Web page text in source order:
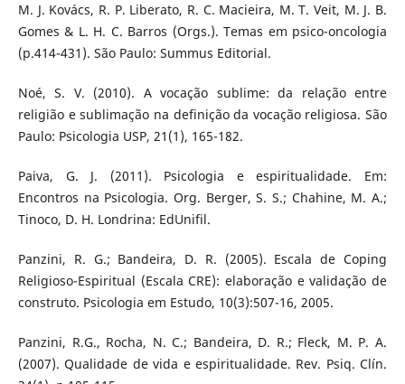
M. J. Kovács, R. P. Liberato, R. C. Macieira, M. T. Veit, M. J. B.
Gomes & L. H. C. Barros (Orgs.). Temas em psico-oncologia
(p.414-431). São Paulo: Summus Editorial.
Noé, S. V. (2010). A vocação sublime: da relação entre
religião e sublimação na definição da vocação religiosa. São
Paulo: Psicologia USP, 21(1), 165-182.
Paiva, G. J. (2011). Psicologia e espiritualidade. Em:
Encontros na Psicologia. Org. Berger, S. S.; Chahine, M. A.;
Tinoco, D. H. Londrina: EdUnifil.
Panzini, R. G.; Bandeira, D. R. (2005). Escala de Coping
Religioso-Espiritual (Escala CRE): elaboração e validação de
construto. Psicologia em Estudo, 10(3):507-16, 2005.
Panzini, R.G., Rocha, N. C.; Bandeira, D. R.; Fleck, M. P. A.
(2007). Qualidade de vida e espiritualidade. Rev. Psiq. Clín.